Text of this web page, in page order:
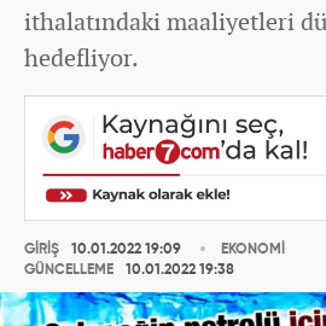
ithalatındaki maaliyetleri
hedefliyor.
GİRİŞ
10.01.2022 19:09
GÜNCELLEME
10.01.2022 19:38
EKONOMİ